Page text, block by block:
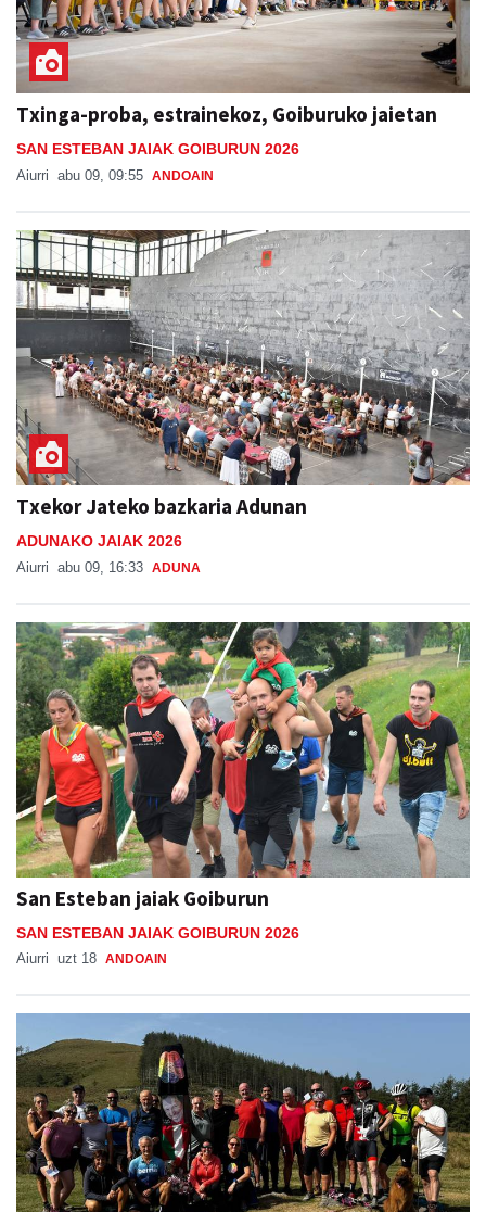
Txinga-proba, estrainekoz, Goiburuko jaietan
SAN ESTEBAN JAIAK GOIBURUN 2026
Aiurri abu 09, 09:55 ANDOAIN
Txekor Jateko bazkaria Adunan
ADUNAKO JAIAK 2026
Aiurri abu 09, 16:33 ADUNA
San Esteban jaiak Goiburun
SAN ESTEBAN JAIAK GOIBURUN 2026
Aiurri uzt 18 ANDOAIN